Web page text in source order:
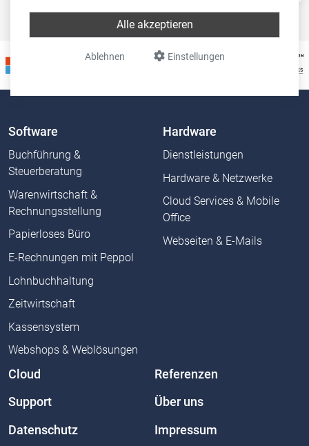
Einstellungen
Ablehnen
Alle akzeptieren
Software
Buchführung &
Steuerberatung
Warenwirtschaft &
Rechnungsstellung
Papierloses Büro
E-Rechnungen mit Peppol
Lohnbuchhaltung
Zeitwirtschaft
Kassensystem
Webshops & Weblösungen
Hardware
Dienstleistungen
Hardware & Netzwerke
Cloud Services & Mobile
Office
Webseiten & E-Mails
Cloud Referenzen
Support Über uns
Datenschutz Impressum